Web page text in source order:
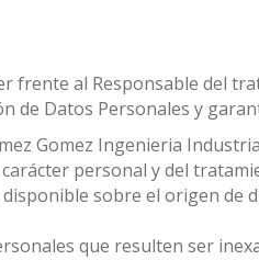
frente al Responsable del
de Datos Personales y
Gomez Ingenieria
personal y del
sobre el origen de
que resulten ser